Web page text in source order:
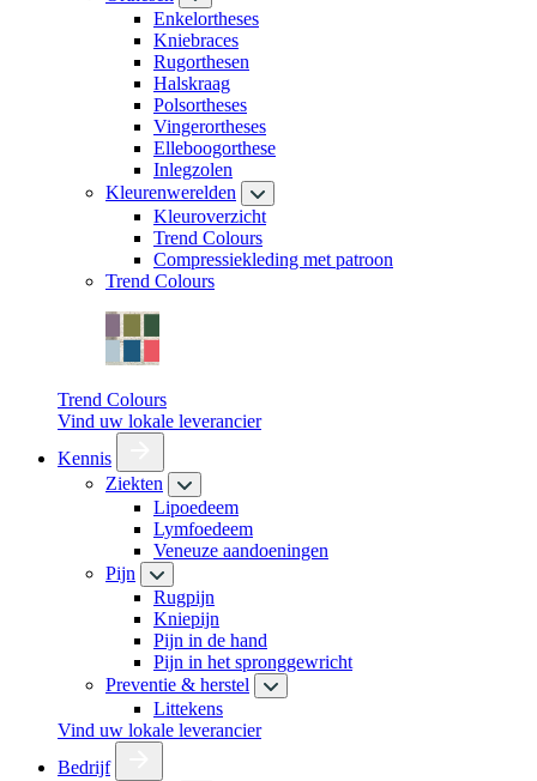
Enkelortheses
Kniebraces
Rugorthesen
Halskraag
Polsortheses
Vingerortheses
Elleboogorthese
Inlegzolen
Kleurenwerelden
Kleuroverzicht
Trend Colours
Compressiekleding met patroon
Trend Colours
Trend Colours
Vind uw lokale leverancier
Kennis
Ziekten
Lipoedeem
Lymfoedeem
Veneuze aandoeningen
Pijn
Rugpijn
Kniepijn
Pijn in de hand
Pijn in het spronggewricht
Preventie & herstel
Littekens
Vind uw lokale leverancier
Bedrijf